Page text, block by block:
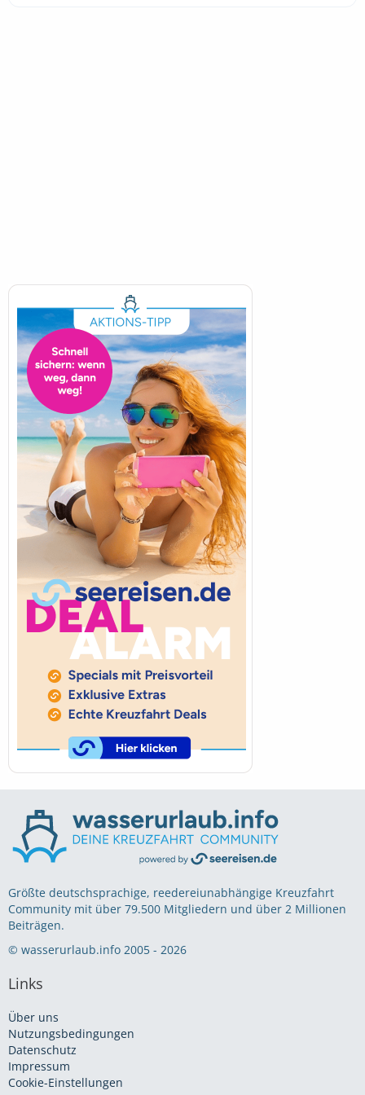
Größte deutschsprachige, reedereiunabhängige Kreuzfahrt
Community mit über 79.500 Mitgliedern und über 2 Millionen
Beiträgen.
© wasserurlaub.info 2005 - 2026
Links
Über uns
Nutzungsbedingungen
Datenschutz
Impressum
Cookie-Einstellungen